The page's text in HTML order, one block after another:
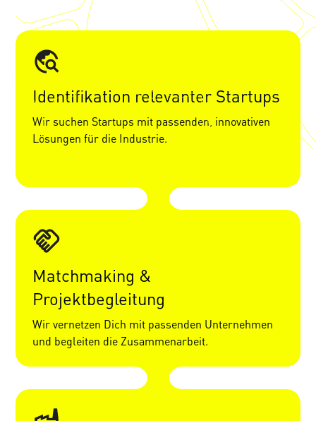
Identifikation relevanter Startups
Wir suchen Startups mit passenden, innovativen
Lösungen für die Industrie.
Matchmaking &
Projektbegleitung
Wir vernetzen Dich mit passenden Unternehmen
und begleiten die Zusammenarbeit.